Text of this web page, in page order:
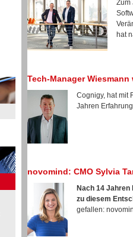
Zum
hat
Tech-Manager
Cognigy, hat mit
Jahren
novomind: CMO Sylvia
Nach 14
zu diesem
gefallen: